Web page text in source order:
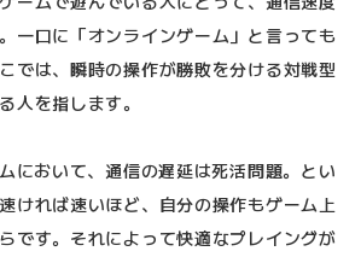
一口に「オンラインゲーム」と言っても
では、瞬時の操作が勝敗を分ける対戦型
人を指します。
において、通信の遅延は死活問題。とい
ければ速いほど、自分の操作もゲーム上
です。それによって快適なプレイングが